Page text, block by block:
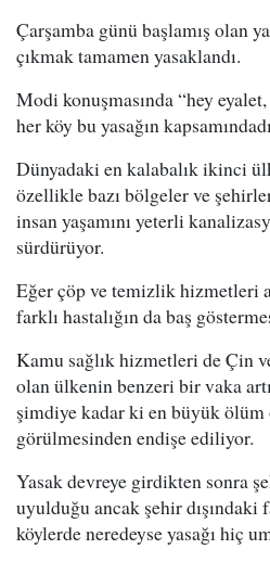
Çarşamba günü başlamış olan
çıkmak tamamen yasaklandı.
Modi konuşmasında “hey
her köy bu yasağın
Dünyadaki en kalabalık ikinci
özellikle bazı bölgeler ve
insan yaşamını yeterli
sürdürüyor.
Eğer çöp ve temizlik hizmetleri
farklı hastalığın da baş
Kamu sağlık hizmetleri de Çin
olan ülkenin benzeri bir vaka
şimdiye kadar ki en büyük ölüm
görülmesinden endişe ediliyor.
Yasak devreye girdikten sonra
uyulduğu ancak şehir dışındaki
köylerde neredeyse yasağı hiç